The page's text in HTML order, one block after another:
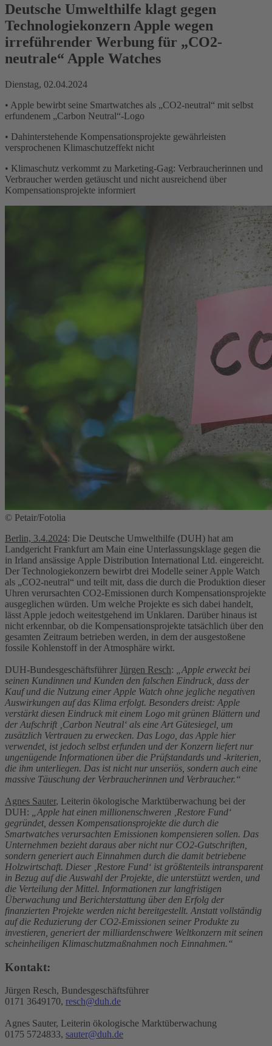
Deutsche Umwelthilfe klagt gegen
Technologiekonzern Apple wegen
irreführender Werbung für „CO2-
neutrale“ Apple Watches
Dienstag, 02.04.2024
• Apple bewirbt seine Smartwatches als „CO2-neutral“ mit selbst
erfundenem „Carbon Neutral“-Logo
• Dahinterstehende Kompensationsprojekte gewährleisten
versprochenen Klimaschutzeffekt nicht
• Klimaschutz verkommt zu Marketing-Gag: Verbraucherinnen und
Verbraucher werden getäuscht und nicht ausreichend über
Kompensationsprojekte informiert
© Petair/Fotolia
Berlin, 3.4.2024: Die Deutsche Umwelthilfe (DUH) hat am
Landgericht Frankfurt am Main eine Unterlassungsklage gegen die
in Irland ansässige Apple Distribution International Ltd. eingereicht.
Der Technologiekonzern bewirbt drei Modelle seiner Apple Watch
als „CO2-neutral“ und teilt mit, dass die durch die Produktion dieser
Uhren verursachten CO2-Emissionen durch Kompensationsprojekte
ausgeglichen würden. Um welche Projekte es sich dabei handelt,
lässt Apple jedoch weitestgehend im Unklaren. Darüber hinaus ist
nicht erkennbar, ob die Kompensationsprojekte tatsächlich über den
gesamten Zeitraum betrieben werden, in dem der ausgestoßene
fossile Kohlenstoff in der Atmosphäre wirkt.
DUH-Bundesgeschäftsführer Jürgen Resch:
„Apple erweckt bei
seinen Kundinnen und Kunden den falschen Eindruck, dass der
Kauf und die Nutzung einer Apple Watch ohne jegliche negativen
Auswirkungen auf das Klima erfolgt. Besonders dreist: Apple
verstärkt diesen Eindruck mit einem Logo mit grünen Blättern und
der Aufschrift ‚Carbon Neutral‘ als eine Art Gütesiegel, um
zusätzlich Vertrauen zu erwecken. Das Logo, das Apple hier
verwendet, ist jedoch selbst erfunden und der Konzern liefert nur
ungenügende Informationen über die Prüfstandards und -kriterien,
die ihm unterliegen. Das ist nicht nur unseriös, sondern auch eine
massive Täuschung der Verbraucherinnen und Verbraucher.“
Agnes Sauter, Leiterin ökologische Marktüberwachung bei der
DUH:
„Apple hat einen millionenschweren ‚Restore Fund‘
gegründet, dessen Kompensationsprojekte die durch die
Smartwatches verursachten Emissionen kompensieren sollen. Das
Unternehmen bezieht daraus aber nicht nur CO2-Gutschriften,
sondern generiert auch Einnahmen durch die damit betriebene
Holzwirtschaft. Dieser ‚Restore Fund‘ ist größtenteils intransparent
in Bezug auf die Auswahl der Projekte, die unterstützt werden, und
die Verteilung der Mittel. Informationen zur langfristigen
Überwachung und Berichterstattung über den Erfolg der
finanzierten Projekte werden nicht bereitgestellt. Anstatt vollständig
auf die Reduzierung der CO2-Emissionen seiner Produkte zu
investieren, generiert der milliardenschwere Weltkonzern mit seinen
scheinheiligen Klimaschutzmaßnahmen noch Einnahmen.“
Kontakt:
Jürgen Resch, Bundesgeschäftsführer
0171 3649170, resch@duh.de
Agnes Sauter, Leiterin ökologische Marktüberwachung
0175 5724833, sauter@duh.de